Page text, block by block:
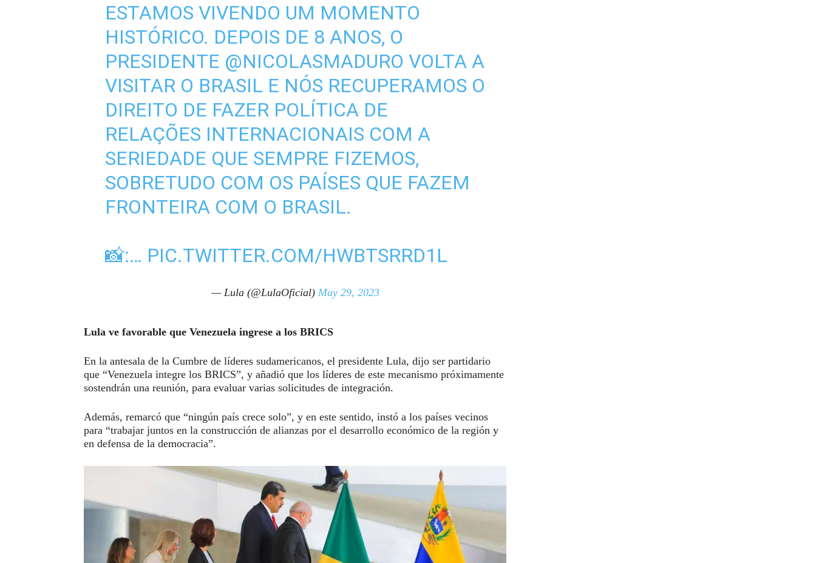
ESTAMOS VIVENDO UM MOMENTO
HISTÓRICO. DEPOIS DE 8 ANOS, O
PRESIDENTE @NICOLASMADURO VOLTA A
VISITAR O BRASIL E NÓS RECUPERAMOS O
DIREITO DE FAZER POLÍTICA DE
RELAÇÕES INTERNACIONAIS COM A
SERIEDADE QUE SEMPRE FIZEMOS,
SOBRETUDO COM OS PAÍSES QUE FAZEM
FRONTEIRA COM O BRASIL.
📸:… PIC.TWITTER.COM/HWBTSRRD1L
— Lula (@LulaOficial) May 29, 2023
Lula ve favorable que Venezuela ingrese a los BRICS
En la antesala de la Cumbre de líderes sudamericanos, el presidente Lula, dijo ser partidario
que “Venezuela integre los BRICS”, y añadió que los líderes de este mecanismo próximamente
sostendrán una reunión, para evaluar varias solicitudes de integración.
Además, remarcó que “ningún país crece solo”, y en este sentido, instó a los países vecinos
para “trabajar juntos en la construcción de alianzas por el desarrollo económico de la región y
en defensa de la democracia”.